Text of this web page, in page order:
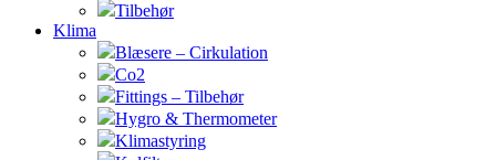
Tilbehør
Klima
Blæsere – Cirkulation
Co2
Fittings – Tilbehør
Hygro & Thermometer
Klimastyring